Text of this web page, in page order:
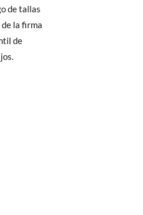
de tallas
la firma
de
que
web
otra
32